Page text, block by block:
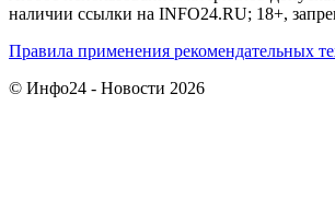
наличии ссылки на INFO24.RU; 18+,
Правила применения рекомендательных
© Инфо24 - Новости 2026